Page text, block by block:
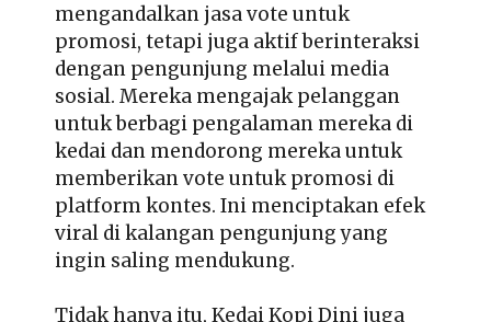
mengandalkan jasa vote untuk
promosi, tetapi juga aktif berinteraksi
dengan pengunjung melalui media
sosial. Mereka mengajak pelanggan
untuk berbagi pengalaman mereka di
kedai dan mendorong mereka untuk
memberikan vote untuk promosi di
platform kontes. Ini menciptakan efek
viral di kalangan pengunjung yang
ingin saling mendukung.
Tidak hanya itu, Kedai Kopi Dini juga